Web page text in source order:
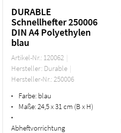
DURABLE
Schnellhefter 250006
DIN A4 Polyethylen
blau
Artikel-Nr.: 120062
Hersteller: Durable
Hersteller-Nr.: 250006
• Farbe: blau
• Maße:24,5 x 31 cm (B x H)
•
Abheftvorrichtung